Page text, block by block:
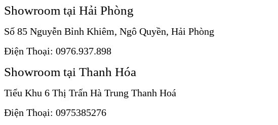
Showroom tại Hải Phòng
Số 85 Nguyễn Bỉnh Khiêm, Ngô Quyền, Hải Phòng
Điện Thoại: 0976.937.898
Showroom tại Thanh Hóa
Tiểu Khu 6 Thị Trấn Hà Trung Thanh Hoá
Điện Thoại: 0975385276